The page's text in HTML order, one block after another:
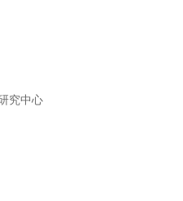
究中心